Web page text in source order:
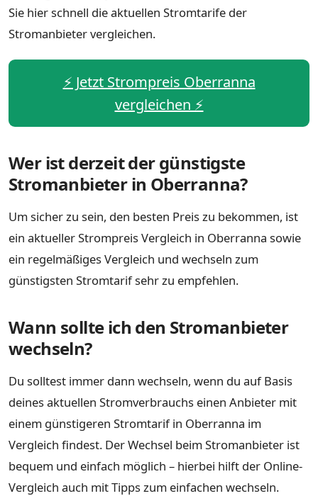
Sie hier schnell die aktuellen Stromtarife der
Stromanbieter vergleichen.
⚡️ Jetzt Strompreis Oberranna
vergleichen ⚡️
Wer ist derzeit der günstigste
Stromanbieter in Oberranna?
Um sicher zu sein, den besten Preis zu bekommen, ist
ein aktueller Strompreis Vergleich in Oberranna sowie
ein regelmäßiges Vergleich und wechseln zum
günstigsten Stromtarif sehr zu empfehlen.
Wann sollte ich den Stromanbieter
wechseln?
Du solltest immer dann wechseln, wenn du auf Basis
deines aktuellen Stromverbrauchs einen Anbieter mit
einem günstigeren Stromtarif in Oberranna im
Vergleich findest. Der Wechsel beim Stromanbieter ist
bequem und einfach möglich – hierbei hilft der Online-
Vergleich auch mit Tipps zum einfachen wechseln.